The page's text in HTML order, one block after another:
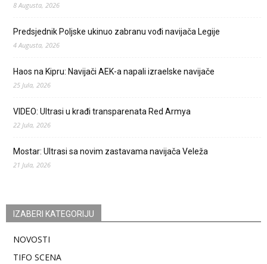
8 Augusta, 2026
Predsjednik Poljske ukinuo zabranu vođi navijača Legije
4 Augusta, 2026
Haos na Kipru: Navijači AEK-a napali izraelske navijače
25 Jula, 2026
VIDEO: Ultrasi u krađi transparenata Red Armya
22 Jula, 2026
Mostar: Ultrasi sa novim zastavama navijača Veleža
21 Jula, 2026
IZABERI KATEGORIJU
NOVOSTI
TIFO SCENA